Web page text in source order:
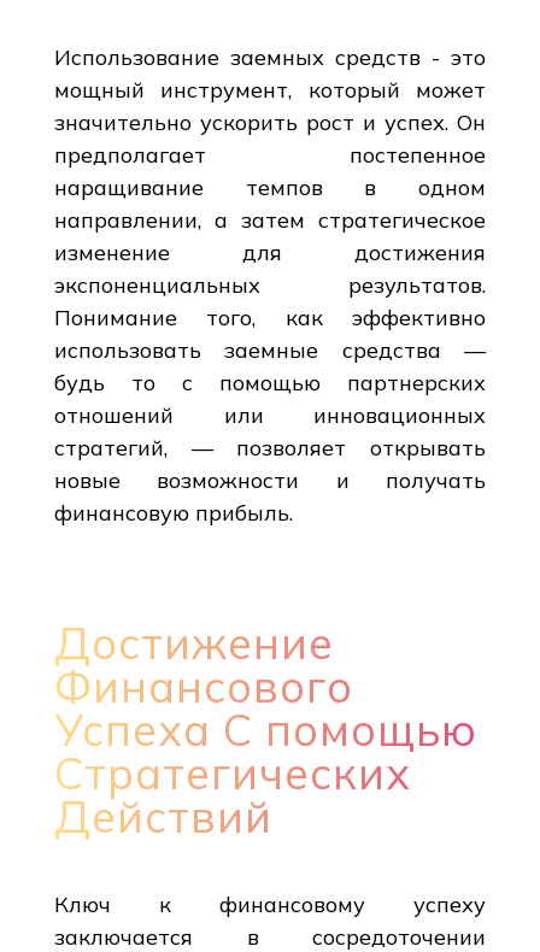
Использование заемных средств - это
мощный инструмент, который может
значительно ускорить рост и успех. Он
предполагает постепенное
наращивание темпов в одном
направлении, а затем стратегическое
изменение для достижения
экспоненциальных результатов.
Понимание того, как эффективно
использовать заемные средства —
будь то с помощью партнерских
отношений или инновационных
стратегий, — позволяет открывать
новые возможности и получать
финансовую прибыль.
Достижение
Финансового
Успеха С помощью
Стратегических
Действий
Ключ к финансовому успеху
заключается в сосредоточении